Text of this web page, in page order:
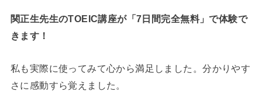
関正生先生のTOEIC講座が「7日間完全無料」で体験で
きます！
私も実際に使ってみて心から満足しました。分かりやす
さに感動すら覚えました。